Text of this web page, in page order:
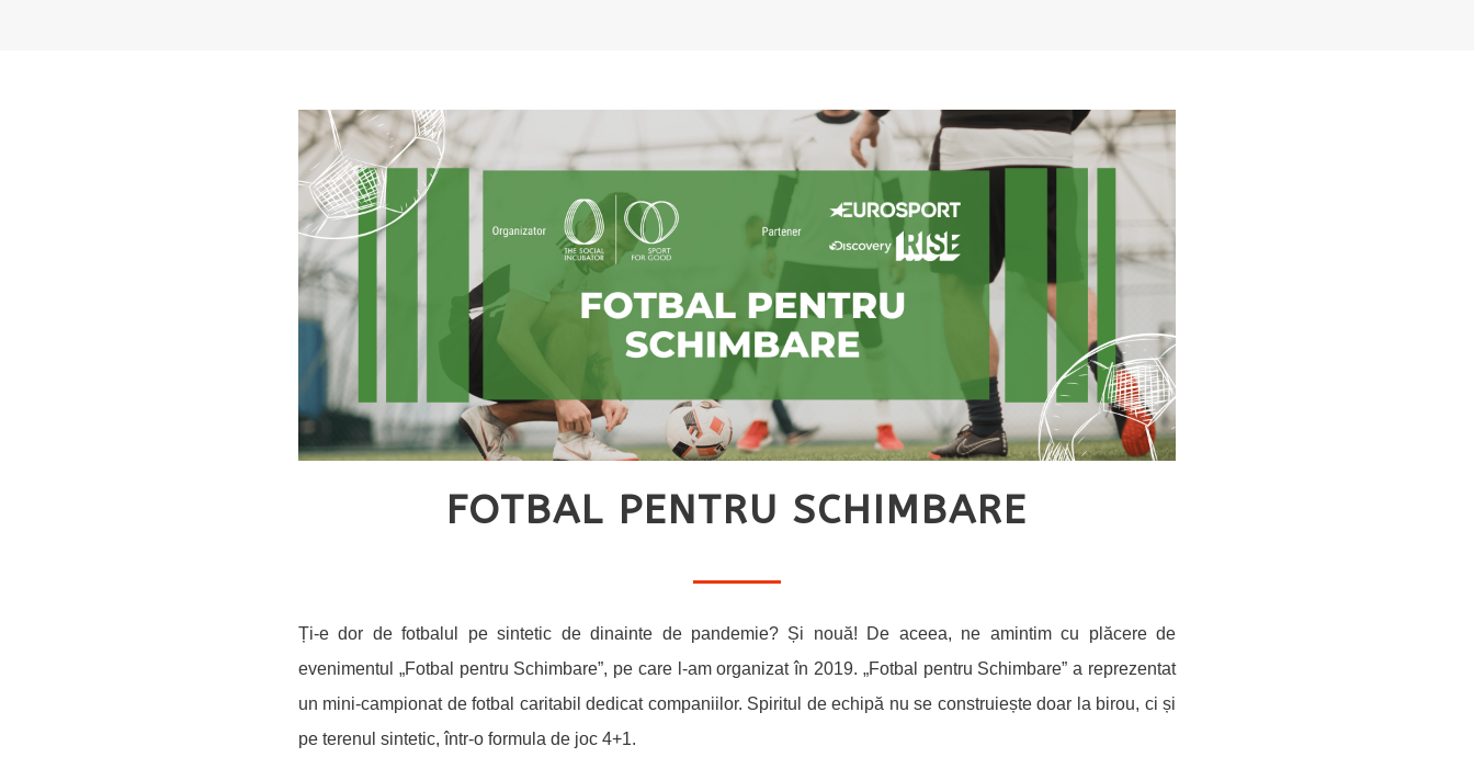
FOTBAL PENTRU SCHIMBARE
Ți-e dor de fotbalul pe sintetic de dinainte de pandemie? Și nouă! De aceea, ne amintim cu plăcere de
evenimentul „Fotbal pentru Schimbare”, pe care l-am organizat în 2019. „Fotbal pentru Schimbare” a reprezentat
un mini-campionat de fotbal caritabil dedicat companiilor. Spiritul de echipă nu se construiește doar la birou, ci și
pe terenul sintetic, într-o formula de joc 4+1.